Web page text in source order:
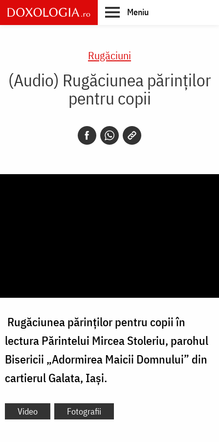
Skip
to
main
Meniu
Rugăciuni
(Audio) Rugăciunea părinților
pentru copii
Rugăciunea părinților pentru copii în
lectura Părintelui Mircea Stoleriu, parohul
Bisericii „Adormirea Maicii Domnului” din
cartierul Galata, Iași.
Video Fotografii